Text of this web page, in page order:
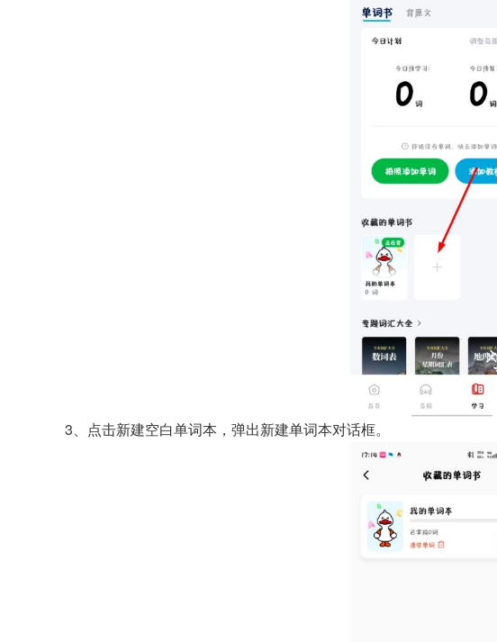
3、点击新建空白单词本，弹出新建单词本对话框。